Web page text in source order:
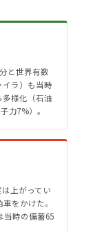
と世界有数
ラ）も当時
様化（石油
力7%）。
上がってい
をかけた。
時の備蓄65